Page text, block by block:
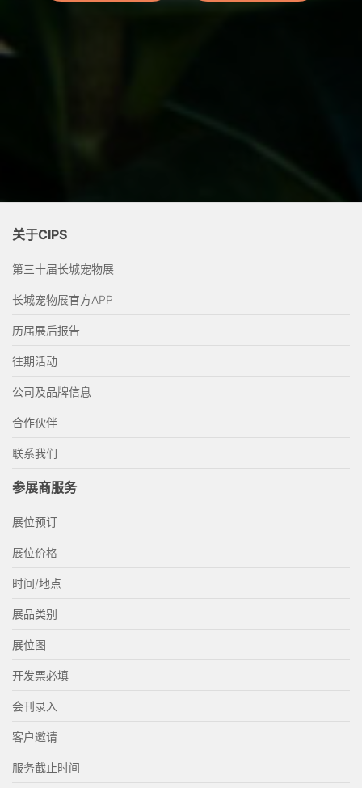
关于CIPS
第三十届长城宠物展
长城宠物展官方APP
历届展后报告
往期活动
公司及品牌信息
合作伙伴
联系我们
参展商服务
展位预订
展位价格
时间/地点
展品类别
展位图
开发票必填
会刊录入
客户邀请
服务截止时间